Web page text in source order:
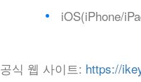
iOS(iPhone/
공식 웹 사이트: https://